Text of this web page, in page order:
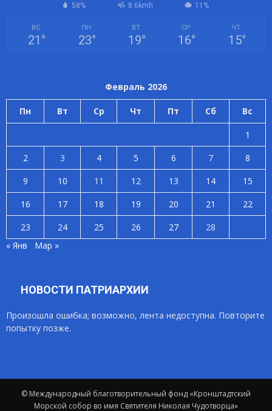
58% 8.6kmh 11%
ВС
21 °
ПН
23°
ВТ
19°
СР
16°
ЧТ
15°
Февраль 2026
Пн Вт Ср Чт Пт Сб Вс
1
2
3 4 5 6 7
8
9
10 11 12 13 14
15
16
17 18 19 20 21
22
23
24 25 26 27
28
« Янв
Мар »
НОВОСТИ ПАТРИАРХИИ
Произошла ошибка; возможно, лента недоступна. Повторите
попытку позже.
© Международный благотворительный фонд «Кронштадтский
Морской собор во имя Святителя Николая Чудотворца»